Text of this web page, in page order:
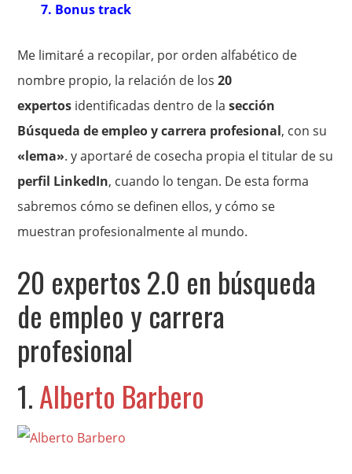
7. Bonus track
Me limitaré a recopilar, por orden alfabético de
nombre propio, la relación de los20
expertos identificadas dentro de lasección
Búsqueda de empleo y carrera profesional, con su
«lema». y aportaré de cosecha propia el titular de su
perfil LinkedIn, cuando lo tengan. De esta forma
sabremos cómo se definen ellos, y cómo se
muestran profesionalmente al mundo.
20 expertos 2.0 en búsqueda
de empleo y carrera
profesional
1.Alberto Barbero